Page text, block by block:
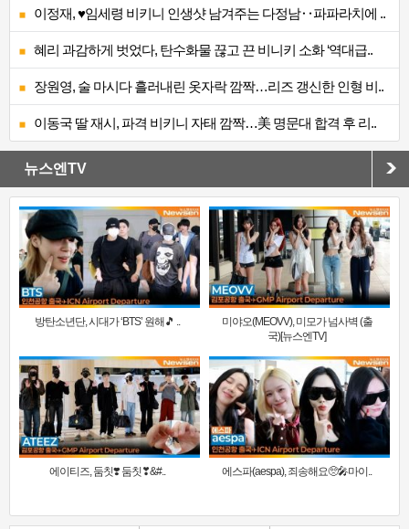
이정재, ♥임세령 비키니 인생샷 남겨주는 다정남‥파파라치에 ..
혜리 과감하게 벗었다, 탄수화물 끊고 끈 비니키 소화 ‘역대급..
장원영, 술 마시다 흘러내린 옷자락 깜짝…리즈 갱신한 인형 비..
이동국 딸 재시, 파격 비키니 자태 깜짝…美 명문대 합격 후 리..
뉴스엔TV
방탄소년단, 시대가 ‘BTS’ 원해🎵 ..
미야오(MEOVV), 미모가 넘사벽 (출
국)[뉴스엔TV]
에이티즈, 둠칫❣️ 둠칫❣&#.. 에스파(aespa), 죄송해요🥺🎤마이..